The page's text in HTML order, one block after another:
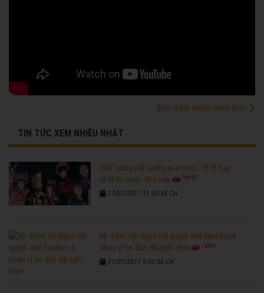
Xem thêm nhiều video khác
TIN TỨC XEM NHIỀU NHẤT
260 tuồng cải lương xưa trước 1975 hay
nhất từ trước đến nay
96197
17/07/2017 11:33:48 CH
Mr. Đàm, Hồ Ngọc Hà quyết add facebook
nhau vì tin đồn đã nghỉ chơi
76301
31/07/2017 5:03:06 CH